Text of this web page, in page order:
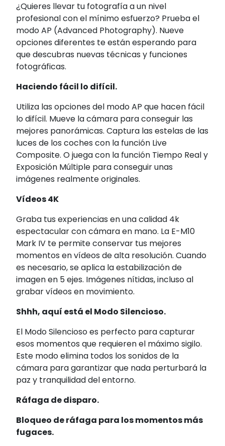
¿Quieres llevar tu fotografía a un nivel
profesional con el mínimo esfuerzo? Prueba el
modo AP (Advanced Photography). Nueve
opciones diferentes te están esperando para
que descubras nuevas técnicas y funciones
fotográficas.
Haciendo fácil lo difícil.
Utiliza las opciones del modo AP que hacen fácil
lo difícil. Mueve la cámara para conseguir las
mejores panorámicas. Captura las estelas de las
luces de los coches con la función Live
Composite. O juega con la función Tiempo Real y
Exposición Múltiple para conseguir unas
imágenes realmente originales.
Vídeos 4K
Graba tus experiencias en una calidad 4k
espectacular con cámara en mano. La E-M10
Mark IV te permite conservar tus mejores
momentos en vídeos de alta resolución. Cuando
es necesario, se aplica la estabilización de
imagen en 5 ejes. Imágenes nítidas, incluso al
grabar vídeos en movimiento.
Shhh, aquí está el Modo Silencioso.
El Modo Silencioso es perfecto para capturar
esos momentos que requieren el máximo sigilo.
Este modo elimina todos los sonidos de la
cámara para garantizar que nada perturbará la
paz y tranquilidad del entorno.
Ráfaga de disparo.
Bloqueo de ráfaga para los momentos más
fugaces.